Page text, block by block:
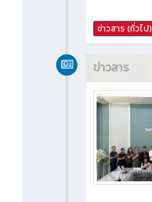
ข่าวสาร (ทั่วไป)
ข่าวสาร